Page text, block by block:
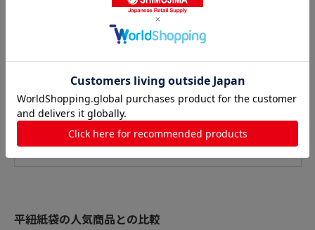
平紐紙袋の人気商品との比較